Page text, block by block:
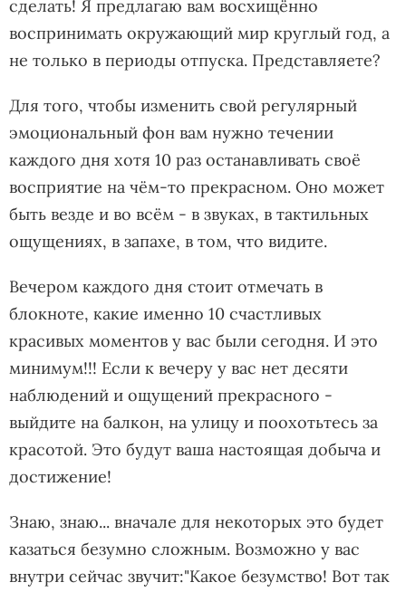
сделать! Я предлагаю вам восхищённо
воспринимать окружающий мир круглый год, а
не только в периоды отпуска. Представляете?
Для того, чтобы изменить свой регулярный
эмоциональный фон вам нужно течении
каждого дня хотя 10 раз останавливать своё
восприятие на чём-то прекрасном. Оно может
быть везде и во всём - в звуках, в тактильных
ощущениях, в запахе, в том, что видите.
Вечером каждого дня стоит отмечать в
блокноте, какие именно 10 счастливых
красивых моментов у вас были сегодня. И это
минимум!!! Если к вечеру у вас нет десяти
наблюдений и ощущений прекрасного -
выйдите на балкон, на улицу и поохотьтесь за
красотой. Это будут ваша настоящая добыча и
достижение!
Знаю, знаю... вначале для некоторых это будет
казаться безумно сложным. Возможно у вас
внутри сейчас звучит:"Какое безумство! Вот так